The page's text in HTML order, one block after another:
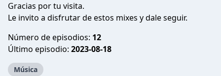
Gracias por tu visita.
Le invito a disfrutar de estos mixes y dale seguir.
Número de episodios: 12
Último episodio: 2023-08-18
Música